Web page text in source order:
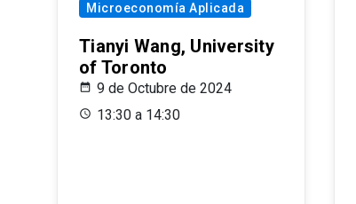
Microeconomía Aplicada
Tianyi Wang, University
of Toronto
9 de Octubre de 2024
13:30 a 14:30